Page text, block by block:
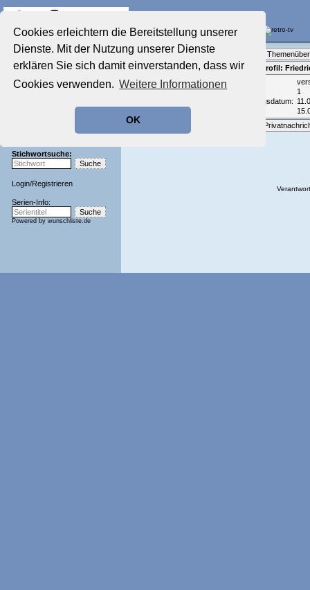
Cookies erleichtern die Bereitstellung unserer
Dienste. Mit der Nutzung unserer Dienste
erklären Sie sich damit einverstanden, dass wir
Cookies verwenden. Weitere Informationen
OK
Startseite
Aktuelles Forum
Film-Forum
Zeichentrick-Forum
Stichwortsuche:
Login/Registrieren
Serien-Info:
Powered by wunschliste.de
Teilnehmerprofil:
Email:
Beiträge:
1
Registrierungsdatum: